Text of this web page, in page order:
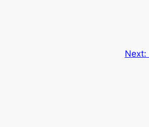
Next: